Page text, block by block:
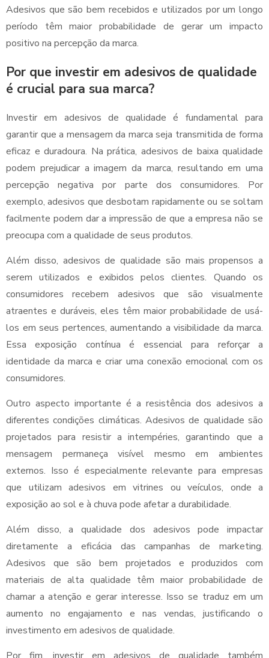
Adesivos que são bem recebidos e utilizados por um longo
período têm maior probabilidade de gerar um impacto
positivo na percepção da marca.
Por que investir em adesivos de qualidade
é crucial para sua marca?
Investir em adesivos de qualidade é fundamental para
garantir que a mensagem da marca seja transmitida de forma
eficaz e duradoura. Na prática, adesivos de baixa qualidade
podem prejudicar a imagem da marca, resultando em uma
percepção negativa por parte dos consumidores. Por
exemplo, adesivos que desbotam rapidamente ou se soltam
facilmente podem dar a impressão de que a empresa não se
preocupa com a qualidade de seus produtos.
Além disso, adesivos de qualidade são mais propensos a
serem utilizados e exibidos pelos clientes. Quando os
consumidores recebem adesivos que são visualmente
atraentes e duráveis, eles têm maior probabilidade de usá-
los em seus pertences, aumentando a visibilidade da marca.
Essa exposição contínua é essencial para reforçar a
identidade da marca e criar uma conexão emocional com os
consumidores.
Outro aspecto importante é a resistência dos adesivos a
diferentes condições climáticas. Adesivos de qualidade são
projetados para resistir a intempéries, garantindo que a
mensagem permaneça visível mesmo em ambientes
externos. Isso é especialmente relevante para empresas
que utilizam adesivos em vitrines ou veículos, onde a
exposição ao sol e à chuva pode afetar a durabilidade.
Além disso, a qualidade dos adesivos pode impactar
diretamente a eficácia das campanhas de marketing.
Adesivos que são bem projetados e produzidos com
materiais de alta qualidade têm maior probabilidade de
chamar a atenção e gerar interesse. Isso se traduz em um
aumento no engajamento e nas vendas, justificando o
investimento em adesivos de qualidade.